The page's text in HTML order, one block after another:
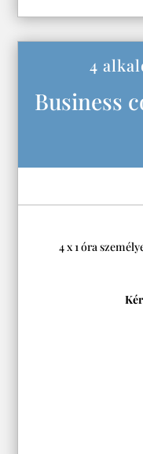
4
Business
4 x 1 óra